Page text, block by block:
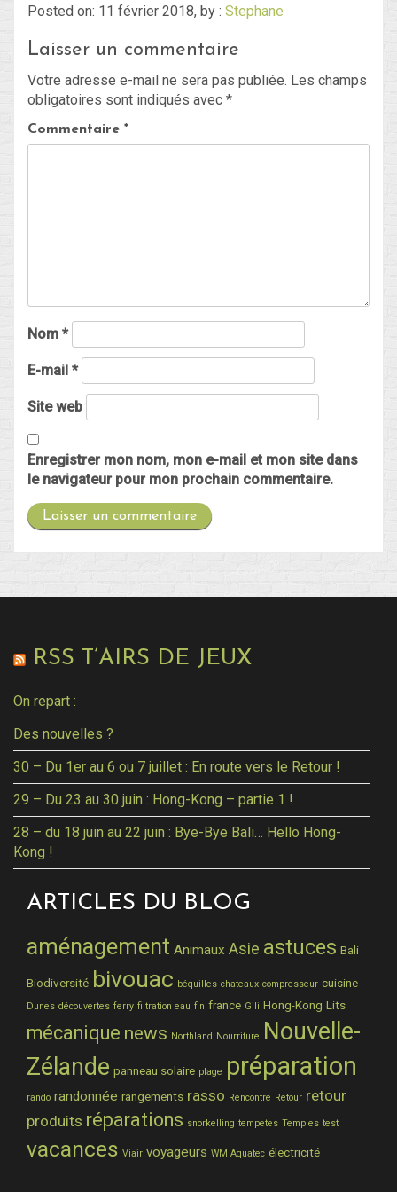
Blog
Non classé
Connexion
Posted on: 11 février 2018, by : Stephane
Laisser un commentaire
Votre adresse e-mail ne sera pas publiée. Les champs
obligatoires sont indiqués avec *
Commentaire *
Nom *
E-mail *
Site web
Enregistrer mon nom, mon e-mail et mon site dans
le navigateur pour mon prochain commentaire.
RSS T’AIRS DE JEUX
On repart :
Des nouvelles ?
30 – Du 1er au 6 ou 7 juillet : En route vers le Retour !
29 – Du 23 au 30 juin : Hong-Kong – partie 1 !
28 – du 18 juin au 22 juin : Bye-Bye Bali… Hello Hong-
Kong !
ARTICLES DU BLOG
aménagement Animaux Asie astuces Bali
Biodiversité bivouac béquilles chateaux compresseur cuisine
Dunes découvertes ferry filtration eau fin france Gili Hong-Kong Lits
mécanique news Northland Nourriture Nouvelle-
Zélande panneau solaire plage préparation
rando randonnée rangements rasso Rencontre Retour retour
produits réparations snorkelling tempetes Temples test
vacances Viair voyageurs WM Aquatec électricité